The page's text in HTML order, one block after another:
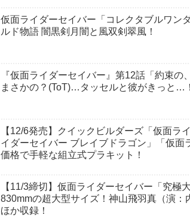
仮面ライダーセイバー「コレクタブルワン
ルド物語 闇黒剣月闇と風双剣翠風！
『仮面ライダーセイバー』第12話「約束
まさかの？(ToT)…タッセルと彼がきっと…！
【12/6発売】クイックビルダーズ「仮面ラ
イダーセイバー ブレイブドラゴン」「仮
価格で手軽な組立式プラキット！
【11/3締切】仮面ライダーセイバー「究極
830mmの超大型サイズ！神山飛羽真（演
ほか収録！